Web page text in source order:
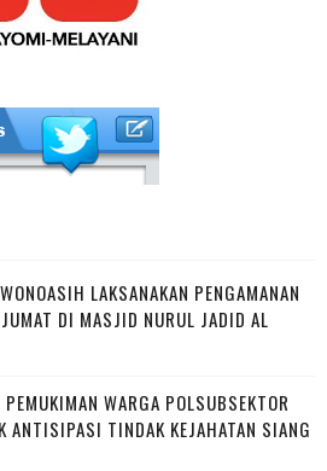
LAKSANAKAN PENGAMANAN
DI MASJID NURUL JADID AL
PEMUKIMAN WARGA POLSUBSEKTOR
ANTISIPASI TINDAK KEJAHATAN SIANG